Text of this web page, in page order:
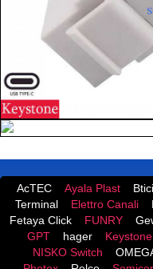
AcTEC Ayala Plast
Terminal
Elettro Canali
Fetaya Click
FUNRY
GPT
hager Keystone
NISKO Switch